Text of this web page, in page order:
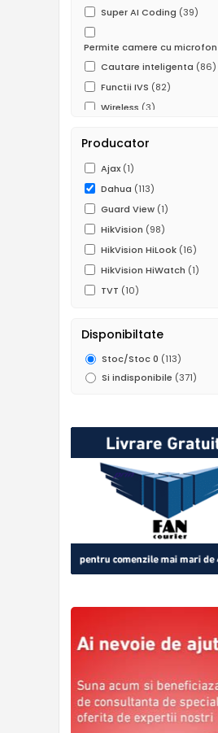
Super AI Coding (39)
Permite camere cu microfon
Cautare inteligenta (86)
Functii IVS (82)
Wireless (3)
Producator
Ajax (1)
Dahua (113)
Guard View (1)
HikVision (98)
HikVision HiLook (16)
HikVision HiWatch (1)
TVT (10)
Disponibiltate
Stoc/Stoc 0 (113)
Si indisponibile (371)